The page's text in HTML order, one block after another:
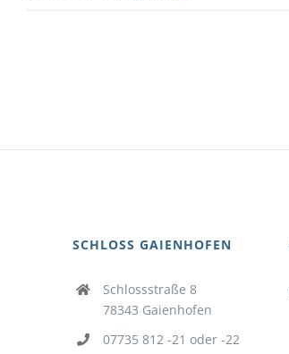
SCHLOSS GAIENHOFEN
Schlossstraße 8
78343 Gaienhofen
07735 812 -21 oder -22